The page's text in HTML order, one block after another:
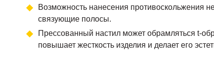
Возможность нанесения противоскольжения
связующие полосы.
Прессованный настил может обрамляться t-
повышает жесткость изделия и делает его